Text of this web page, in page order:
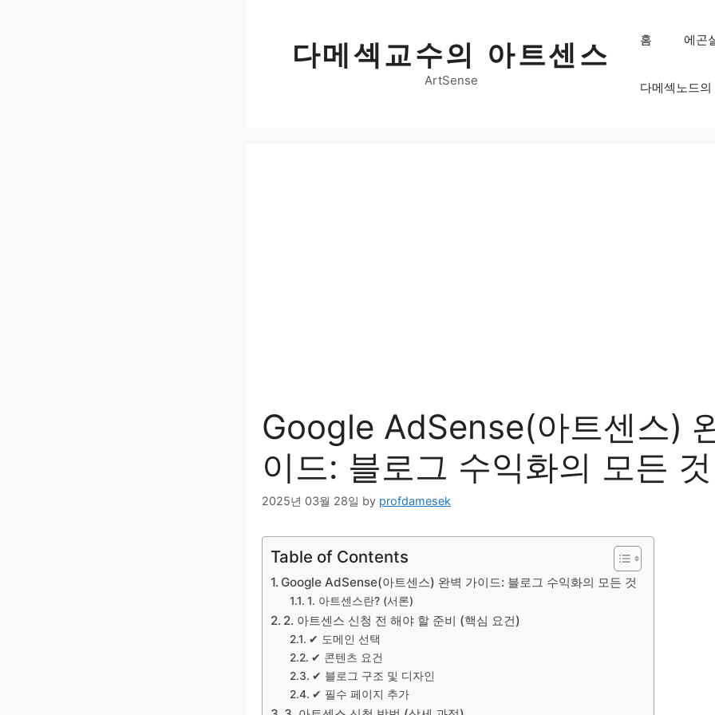
다메섹교수의 아트센스
ArtSense
홈 에곤
다메섹노드의
Google AdSense(아트센스)
이드: 블로그 수익화의 모든 것
2025년 03월 28일 by profdamesek
Table of Contents
Google AdSense(아트센스) 완벽 가이드: 블로그 수익화의 모든 것
1. 아트센스란? (서론)
2. 아트센스 신청 전 해야 할 준비 (핵심 요건)
✔ 도메인 선택
✔ 콘텐츠 요건
✔ 블로그 구조 및 디자인
✔ 필수 페이지 추가